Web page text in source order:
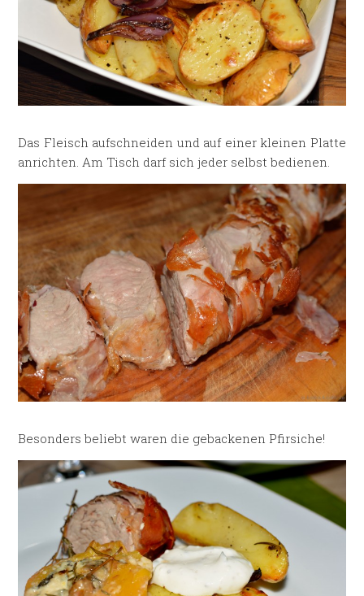
Das Fleisch aufschneiden und auf einer kleinen Platte
anrichten. Am Tisch darf sich jeder selbst bedienen.
Besonders beliebt waren die gebackenen Pfirsiche!